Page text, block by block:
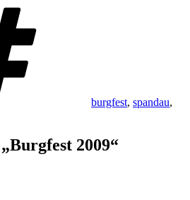
burgfest, spandau,
2009“